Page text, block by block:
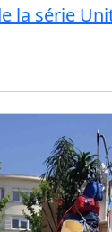
la série